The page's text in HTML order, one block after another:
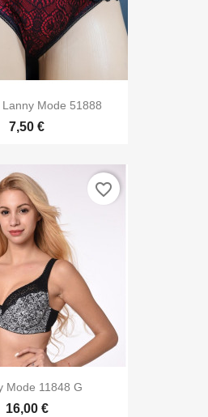
Lanny Mode 51888
7,50 €
Mode 11848 G
16,00 €
favorite_border